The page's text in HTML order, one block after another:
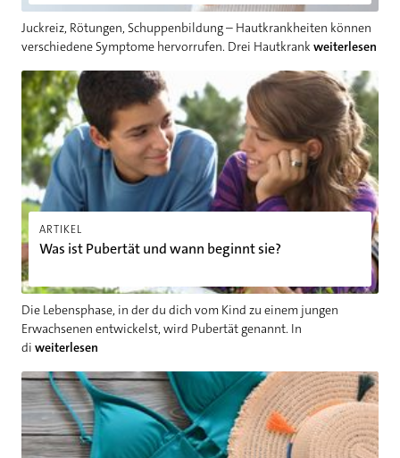
Juckreiz, Rötungen, Schuppenbildung – Hautkrankheiten können
verschiedene Symptome hervorrufen. Drei Hautkrank weiterlesen
ARTIKEL
Was ist Pubertät und wann beginnt sie?
Die Lebensphase, in der du dich vom Kind zu einem jungen
Erwachsenen entwickelst, wird Pubertät genannt. In
di weiterlesen
Was ist Pubertät und wann beginnt sie?
Den richtigen Badeanzug finden – Wohlfühlmodelle für jeden